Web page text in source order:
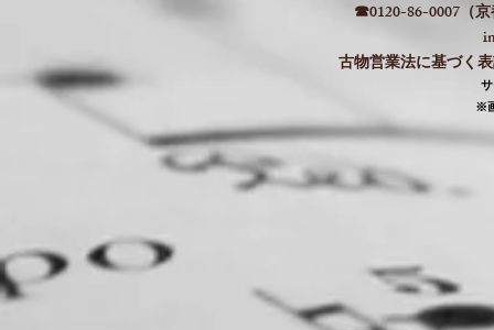
☎0120-86-0007（
古物営業法に基づく
​​※